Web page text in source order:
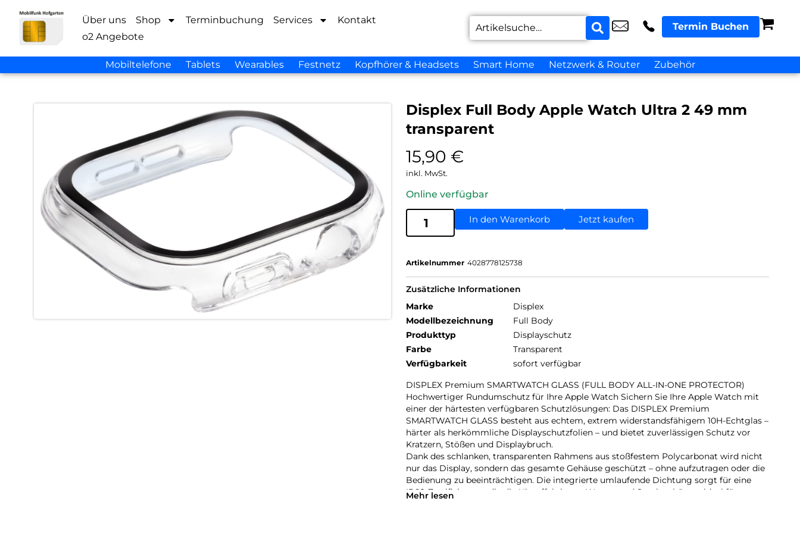
Über uns Shop Terminbuchung Services
Kontakt
o2 Angebote
Termin Buchen
Mobiltelefone Tablets Wearables Festnetz Kopfhörer & Headsets Smart Home Netzwerk & Router Zubehör
Displex Full Body Apple Watch Ultra 2 49 mm
transparent
15,90 €
inkl. MwSt.
Online verfügbar
In den Warenkorb Jetzt kaufen
Artikelnummer 4028778125738
Zusätzliche Informationen
Marke
Displex
Modellbezeichnung
Full Body
Produkttyp
Displayschutz
Farbe
Transparent
Verfügbarkeit
sofort verfügbar
DISPLEX Premium SMARTWATCH GLASS (FULL BODY ALL-IN-ONE PROTECTOR)
Hochwertiger Rundumschutz für Ihre Apple Watch Sichern Sie Ihre Apple Watch mit
einer der härtesten verfügbaren Schutzlösungen: Das DISPLEX Premium
SMARTWATCH GLASS besteht aus echtem, extrem widerstandsfähigem 10H-Echtglas –
härter als herkömmliche Displayschutzfolien – und bietet zuverlässigen Schutz vor
Kratzern, Stößen und Displaybruch.
Dank des schlanken, transparenten Rahmens aus stoßfestem Polycarbonat wird nicht
nur das Display, sondern das gesamte Gehäuse geschützt – ohne aufzutragen oder die
Bedienung zu beeinträchtigen. Die integrierte umlaufende Dichtung sorgt für eine
IP68-Zertifizierung, die die Uhr effektiv vor Wasser und Staub schützt – ideal für
Mehr lesen